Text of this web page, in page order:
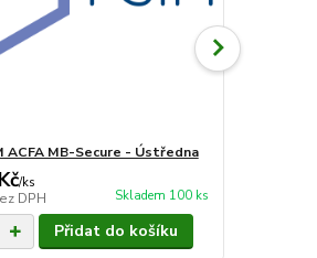
ACFA MB-Secure - Ústředna
/ks
DPH Skladem 100 ks
Přidat do košíku